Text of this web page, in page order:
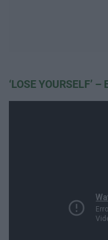
‘LOSE YOURSELF’ –